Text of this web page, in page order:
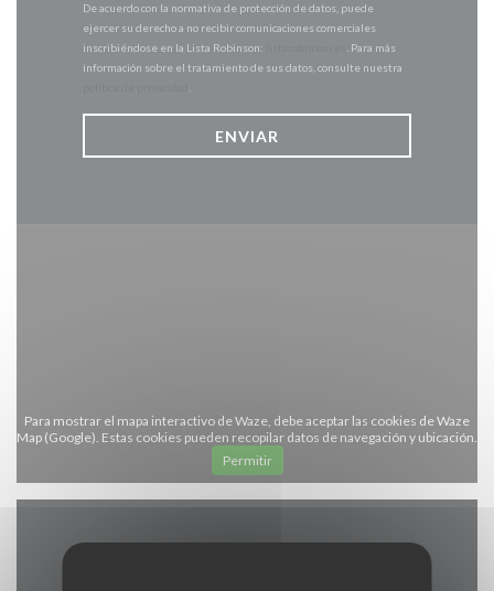
De acuerdo con la normativa de protección de datos, puede
ejercer su derecho a no recibir comunicaciones comerciales
inscribiéndose en la Lista Robinson:
. Para más
información sobre el tratamiento de sus datos, consulte nuestra
Para mostrar el mapa interactivo de Waze, debe aceptar las cookies de Waze
Map (Google). Estas cookies pueden recopilar datos de navegación y ubicación.
Permitir